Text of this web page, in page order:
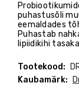
puhastusõli
eemaldades
Puhastab
lipiidikihi
Tootekood:
Kaubamärk: